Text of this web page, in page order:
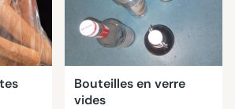
Bouteilles en verre
vides